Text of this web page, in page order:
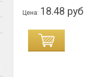
Цена: 18.48 руб